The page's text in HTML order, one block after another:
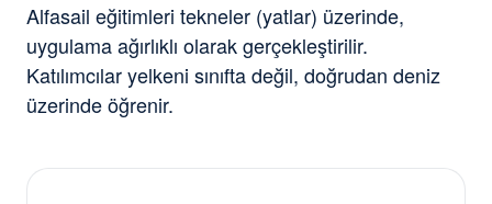
Alfasail eğitimleri tekneler (yatlar) üzerinde,
uygulama ağırlıklı olarak gerçekleştirilir.
Katılımcılar yelkeni sınıfta değil, doğrudan deniz
üzerinde öğrenir.